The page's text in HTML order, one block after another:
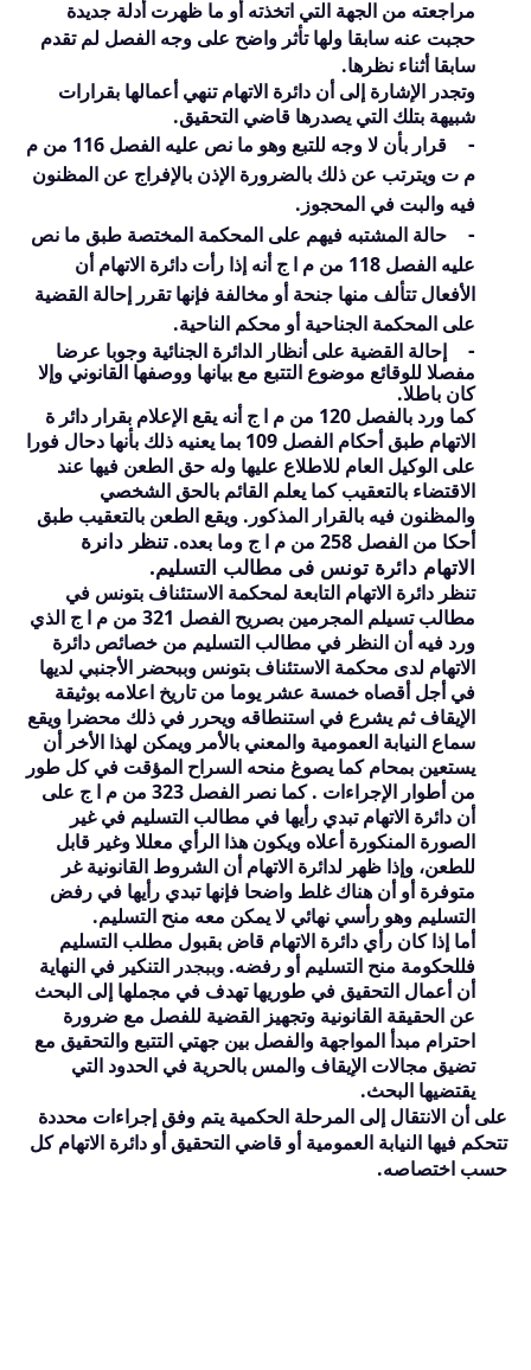
مراجعته من الجهة التي اتخذته أو ما ظهرت أدلة جديدة
حجبت عنه سابقا ولها تأثر واضح على وجه الفصل لم تقدم
سابقا أثناء نظرها.
وتجدر الإشارة إلى أن دائرة الاتهام تنهي أعمالها بقرارات
شبيهة بتلك التي يصدرها قاضي التحقيق.
- قرار بأن لا وجه للتبع وهو ما نص عليه الفصل 116 من م
م ت ويترتب عن ذلك بالضرورة الإذن بالإفراج عن المظنون
فيه والبت في المحجوز.
-
حالة المشتبه فيهم على المحكمة المختصة طبق ما نص
عليه الفصل 118 من م ا ج أنه إذا رأت دائرة الاتهام أن
الأفعال تتألف منها جنحة أو مخالفة فإنها تقرر إحالة القضية
على المحكمة الجناحية أو محكم الناحية.
-
إحالة القضية على أنظار الدائرة الجنائية وجوبا عرضا
مفصلا للوقائع موضوع التتبع مع بيانها ووصفها القانوني وإلا
كان باطلا.
كما ورد بالفصل 120 من م ا ج أنه يقع الإعلام بقرار دائر ة
الاتهام طبق أحكام الفصل 109 بما يعنيه ذلك بأنها دحال فورا
على الوكيل العام للاطلاع عليها وله حق الطعن فيها عند
الاقتضاء بالتعقيب كما يعلم القائم بالحق الشخصي
والمظنون فيه بالقرار المذكور. ويقع الطعن بالتعقيب طبق
أحكا من الفصل 258من م ا ج وما بعده. تنظر دانرة
الاتهام دائرة تونس فى مطالب التسليم.
تنظر دائرة الاتهام التابعة لمحكمة الاستئناف بتونس في
مطالب تسيلم المجرمين بصريح الفصل 321من م ا ج الذي
ورد فيه أن النظر في مطالب التسليم من خصائص دائرة
الاتهام لدى محكمة الاستئناف بتونس وببحضر الأجنبي لديها
في أجل أقصاه خمسة عشر يوما من تاريخ اعلامه بوثيقة
الإيقاف ثم يشرع في استنطاقه ويحرر في ذلك محضرا ويقع
سماع النيابة العمومية والمعني بالأمر ويمكن لهذا الأخر أن
يستعين بمحام كما يصوغ منحه السراح المؤقت في كل طور
من أطوار الإجراءات . كما نصر الفصل 323من م ا ج على
أن دائرة الاتهام تبدي رأيها في مطالب التسليم في غير
الصورة المنكورة أعلاه ويكون هذا الرأي معللا وغير قابل
للطعن، وإذا ظهر لدائرة الاتهام أن الشروط القانونية غر
متوفرة أو أن هناك غلط واضحا فإنها تبدي رأيها في رفض
التسليم وهو رأسي نهائي لا يمكن معه منح التسليم.
أما إذا كان رأي دائرة الاتهام قاض بقبول مطلب التسليم
فللحكومة منح التسليم أو رفضه. وببجدر التنكير في النهاية
أن أعمال التحقيق في طوريها تهدف في مجملها إلى البحث
عن الحقيقة القانونية وتجهيز القضية للفصل مع ضرورة
احترام مبدأ المواجهة والفصل بين جهتي التتبع والتحقيق مع
تضيق مجالات الإيقاف والمس بالحرية في الحدود التي
يقتضيها البحث.
على أن الانتقال إلى المرحلة الحكمية يتم وفق إجراءات محددة
تتحكم فيها النيابة العمومية أو قاضي التحقيق أو دائرة الاتهام كل
حسب اختصاصه.